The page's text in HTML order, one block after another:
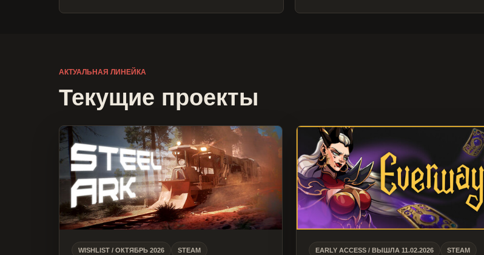
АКТУАЛЬНАЯ ЛИНЕЙКА
Текущие проекты
WISHLIST / ОКТЯБРЬ 2026 STEAM EARLY ACCESS / ВЫШЛА 11.02.2026 STEAM